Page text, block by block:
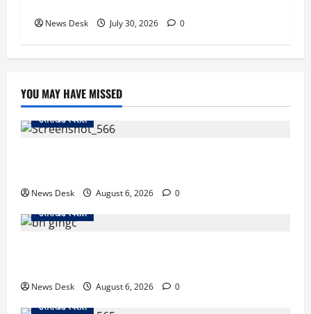
News Desk July 30, 2026 0
YOU MAY HAVE MISSED
उत्तराखंड स्पेशल
News Desk August 6, 2026
0
उत्तराखंड स्पेशल
News Desk August 6, 2026
0
उत्तराखंड स्पेशल